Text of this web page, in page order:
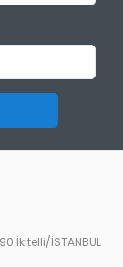
İkitelli/İSTANBUL